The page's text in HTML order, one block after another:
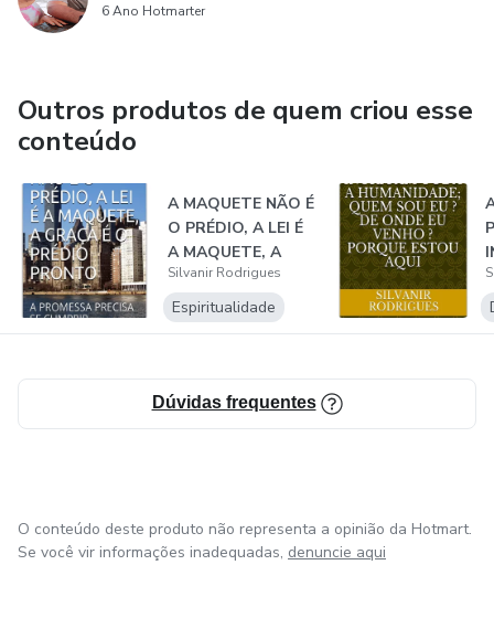
justiça ou injustiça, Deus Criador agiu com justiça, mesmo
6 Ano Hotmarter
Outros produtos de quem criou esse
conteúdo
A MAQUETE NÃO É
O PRÉDIO, A LEI É
A MAQUETE, A
GRAÇA É O PRÉ...
Silvanir Rodrigues
Espiritualidade
Dúvidas frequentes
O conteúdo deste produto não representa a opinião da Hotmart.
Se você vir informações inadequadas, denuncie aqui